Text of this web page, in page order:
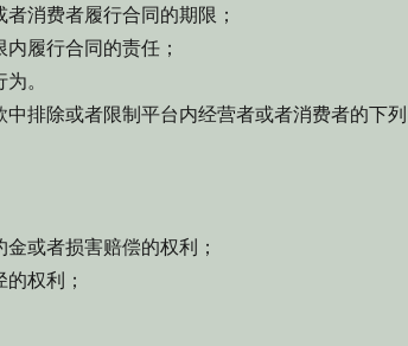
消费者履行合同的期限；
履行合同的责任；
。
排除或者限制平台内经营者或者消费者的下列
或者损害赔偿的权利；
权利；